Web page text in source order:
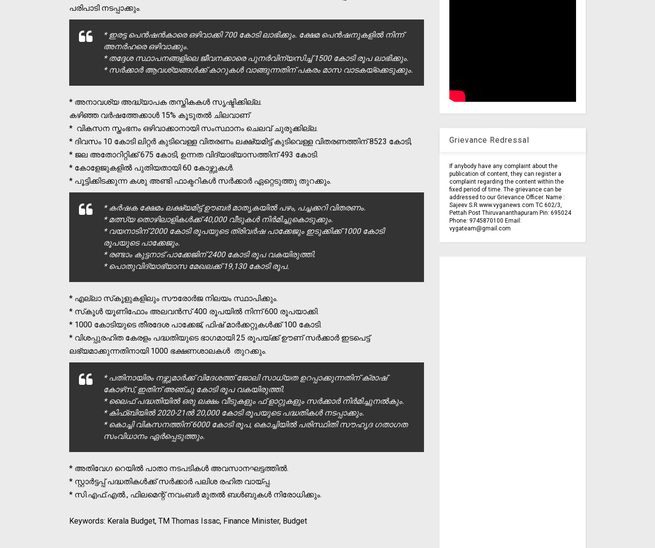
പരിപാടി നടപ്പാക്കും.
* ഇരട്ട പെന്‍ഷന്‍കാരെ ഒഴിവാക്കി 700 കോടി ലാഭിക്കും. ക്ഷേമ പെന്‍ഷനുകളില്‍ നിന്ന്
അനര്‍ഹരെ ഒഴിവാക്കും.
* തദ്ദേശ സ്ഥാപനങ്ങളിലെ ജീവനക്കാരെ പുനര്‍വിന്യസിച്ച് 1500 കോടി രൂപ ലാഭിക്കും.
* സര്‍ക്കാര്‍ ആവശ്യങ്ങള്‍ക്ക് കാറുകള്‍ വാങ്ങുന്നതിന് പകരം മാസ വാടകയ്ക്കെടുക്കും.
* അനാവശ്യ അദ്ധ്യാപക തസ്തികകള്‍ സൃഷ്ടിക്കില്ല.
കഴിഞ്ഞ വര്‍ഷത്തേക്കാള്‍ 15% കൂടുതല്‍ ചിലവാണ്
* വികസന സ്തംഭനം ഒഴിവാക്കാനായി സംസ്ഥാനം ചെലവ് ചുരുക്കില്ല.
* ദിവസം 10 കോടി ലിറ്റര്‍ കുടിവെള്ള വിതരണം ലക്ഷ്യമിട്ട് കുടിവെള്ള വിതരണത്തിന് 8523 കോടി,
* ജല അതോറിറ്റിക്ക് 675 കോടി, ഉന്നത വിദ്യാഭ്യാസത്തിന് 493 കോടി.
* കോളേജുകളില്‍ പുതിയതായി 60 കോഴ്സുകള്‍.
* പൂട്ടിക്കിടക്കുന്ന കശു അണ്ടി ഫാക്ടറികള്‍ സര്‍ക്കാര്‍ ഏറ്റെടുത്തു തുറക്കും.
* കര്‍ഷക ക്ഷേമം ലക്ഷ്യമിട്ട് ഊബര്‍ മാതൃകയില്‍ പഴം, പച്ചക്കറി വിതരണം.
* മത്സ്യ തൊഴിലാളികള്‍ക്ക് 40,000 വീടുകള്‍ നിര്‍മിച്ചുകൊടുക്കും.
* വയനാടിന് 2000 കോടി രൂപയുടെ ത്രിവര്‍ഷ പാക്കേജും ഇടുക്കിക്ക് 1000 കോടി
രൂപയുടെ പാക്കേജും.
* രണ്ടാം കുട്ടനാട് പാക്കേജിന് 2400 കോടി രൂപ വകയിരുത്തി.
* പൊതുവിദ്യാഭ്യാസ മേഖലക്ക് 19,130 കോടി രൂപ.
* എല്ലാ സ്‌കൂളുകളിലും സൗരോര്‍ജ നിലയം സ്ഥാപിക്കും.
* സ്‌കൂള്‍ യൂണിഫോം അലവന്‍സ് 400 രൂപയില്‍ നിന്ന് 600 രൂപയാക്കി.
* 1000 കോടിയുടെ തീരദേശ പാക്കേജ്, ഫിഷ് മാര്‍ക്കറ്റുകള്‍ക്ക് 100 കോടി.
* വിശപ്പുരഹിത കേരളം പദ്ധതിയുടെ ഭാഗമായി 25 രൂപയ്ക്ക് ഊണ് സര്‍ക്കാര്‍ ഇടപെട്ട്
ലഭ്യമാക്കുന്നതിനായി 1000 ഭക്ഷണശാലകള്‍ തുറക്കും.
* പതിനായിരം നഴ്സുമാര്‍ക്ക് വിദേശത്ത് ജോലി സാധ്യത ഉറപ്പാക്കുന്നതിന് ക്രാഷ്
കോഴ്‌സ്, ഇതിന് അഞ്ചു കോടി രൂപ വകയിരുത്തി.
* ലൈഫ് പദ്ധതിയില്‍ ഒരു ലക്ഷം വീടുകളും ഫ് ളാറ്റുകളും സര്‍ക്കാര്‍ നിര്‍മിച്ചുനല്‍കും.
* കിഫ്ബിയില്‍ 2020-21ല്‍ 20,000 കോടി രൂപയുടെ പദ്ധതികള്‍ നടപ്പാക്കും.
* കൊച്ചി വികസനത്തിന് 6000 കോടി രൂപ, കൊച്ചിയില്‍ പരിസ്ഥിതി സൗഹൃദ ഗതാഗത
സംവിധാനം ഏര്‍പ്പെടുത്തും.
* അതിവേഗ റെയില്‍ പാതാ നടപടികള്‍ അവസാനഘട്ടത്തില്‍.
* സ്റ്റാര്‍ട്ടപ്പ് പദ്ധതികള്‍ക്ക് സര്‍ക്കാര്‍ പലിശ രഹിത വായ്പ്പ.
* സി.എഫ്.എല്‍., ഫിലമെന്റ് നവംബര്‍ മുതല്‍ ബള്‍ബുകള്‍ നിരോധിക്കും.
Keywords: Kerala Budget, TM Thomas Issac, Finance Minister, Budget
Grievance Redressal
If anybody have any complaint about the
publication of content, they can register a
complaint regarding the content within the
fixed period of time. The grievance can be
addressed to our Grievance Officer. Name :
Sajeev S.R www.vyganews.com TC 602/3,
Pettah Post Thiruvananthapuram Pin: 695024
Phone: 9745870100 Email:
vygateam@gmail.com